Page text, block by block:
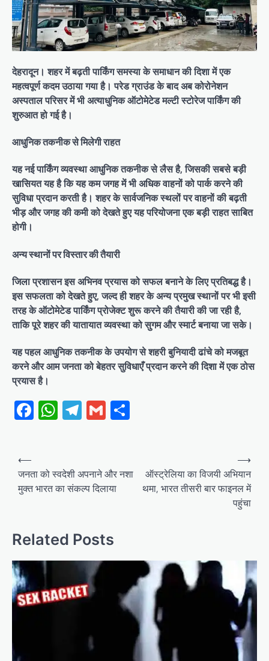
देहरादून। शहर में बढ़ती पार्किंग समस्या के समाधान की दिशा में एक
महत्वपूर्ण कदम उठाया गया है। परेड ग्राउंड के बाद अब कोरोनेशन
अस्पताल परिसर में भी अत्याधुनिक ऑटोमेटेड मल्टी स्टोरेज पार्किंग की
शुरुआत हो गई है।
आधुनिक तकनीक से मिलेगी राहत
​यह नई पार्किंग व्यवस्था आधुनिक तकनीक से लैस है, जिसकी सबसे बड़ी
खासियत यह है कि यह कम जगह में भी अधिक वाहनों को पार्क करने की
सुविधा प्रदान करती है। शहर के सार्वजनिक स्थलों पर वाहनों की बढ़ती
भीड़ और जगह की कमी को देखते हुए यह परियोजना एक बड़ी राहत साबित
होगी।
अन्य स्थानों पर विस्तार की तैयारी
​जिला प्रशासन इस अभिनव प्रयास को सफल बनाने के लिए प्रतिबद्ध है।
इस सफलता को देखते हुए, जल्द ही शहर के अन्य प्रमुख स्थानों पर भी इसी
तरह के ऑटोमेटेड पार्किंग प्रोजेक्ट शुरू करने की तैयारी की जा रही है,
ताकि पूरे शहर की यातायात व्यवस्था को सुगम और स्मार्ट बनाया जा सके।
​यह पहल आधुनिक तकनीक के उपयोग से शहरी बुनियादी ढांचे को मजबूत
करने और आम जनता को बेहतर सुविधाएँ प्रदान करने की दिशा में एक ठोस
प्रयास है।
Facebook
WhatsApp
Telegram
Gmail
Post
navigation
⟵
जनता को स्वदेशी अपनाने और नशा
मुक्त भारत का संकल्प दिलाया
ऑस्ट्रेलिया का विजयी अभियान
थमा, भारत तीसरी बार फाइनल में
पहुंचा
⟶
Related Posts